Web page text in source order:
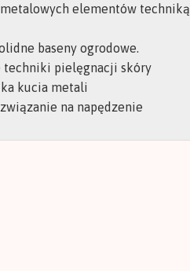
elementów techniką
baseny ogrodowe.
techniki pielęgnacji skóry
kucia metali
na napędzenie